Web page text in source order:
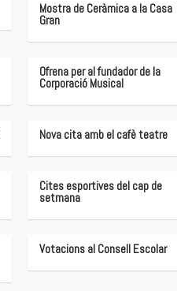
Mostra de Ceràmica a la Casa
Gran
Ofrena per al fundador de la
Corporació Musical
Nova cita amb el cafè teatre
Cites esportives del cap de
setmana
Votacions al Consell Escolar